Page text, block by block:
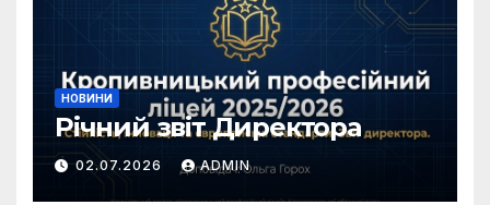
НОВИНИ
Річний звіт Директора
02.07.2026 ADMIN